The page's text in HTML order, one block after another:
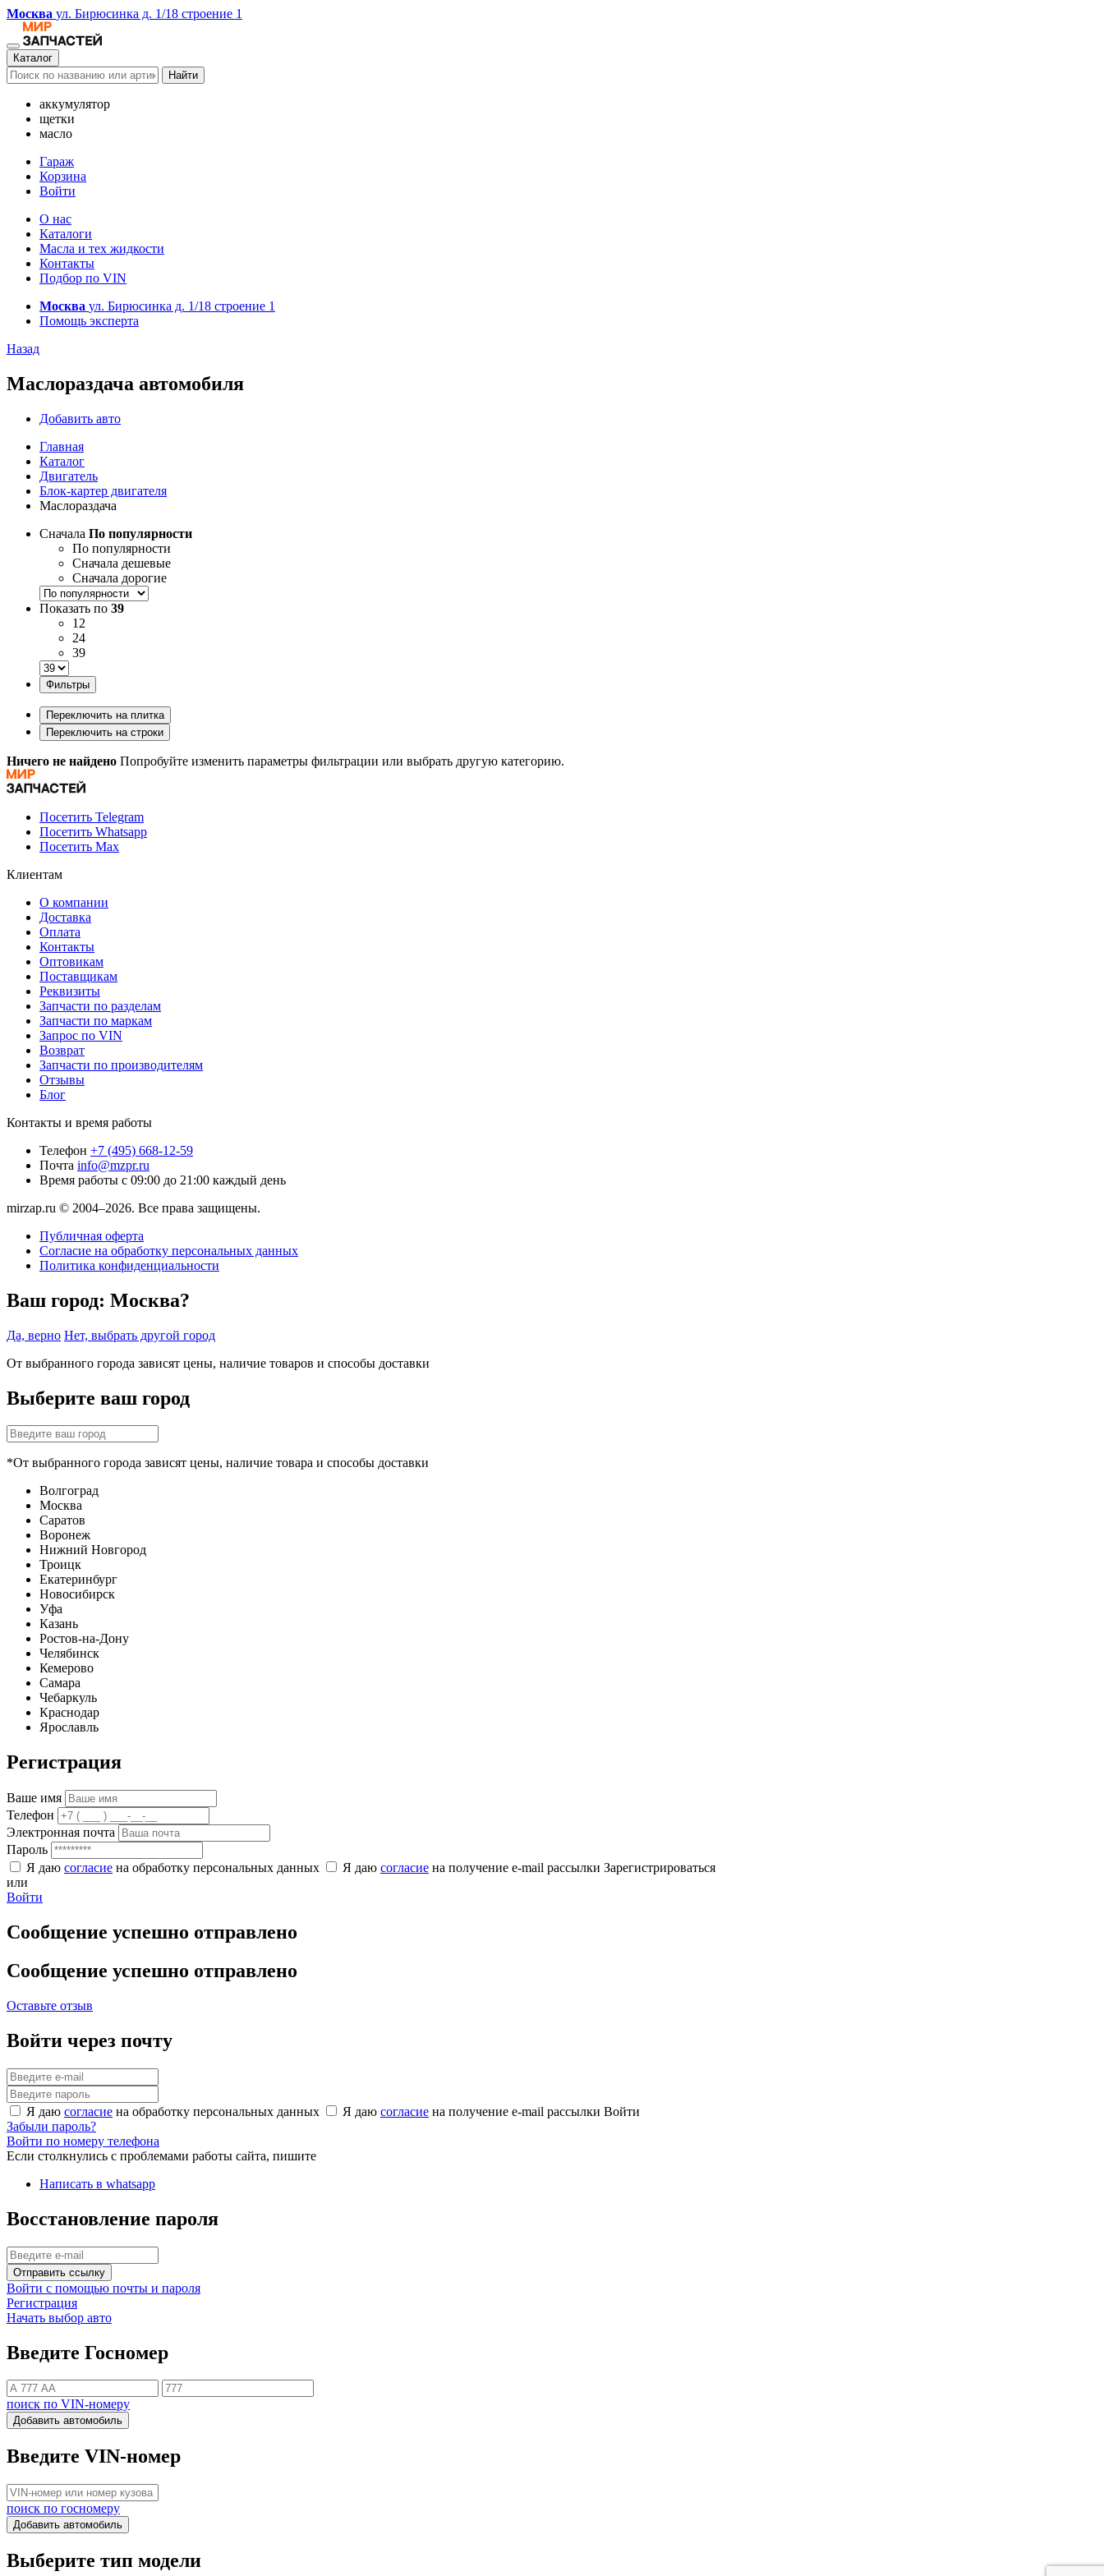
Москва ул. Бирюсинка д. 1/18 строение 1
Каталог
Найти
аккумулятор
щетки
масло
Гараж
Корзина
Войти
О нас
Каталоги
Масла и тех жидкости
Контакты
Подбор по VIN
Москва ул. Бирюсинка д. 1/18 строение 1
Помощь эксперта
Назад
Маслораздача автомобиля
Добавить авто
Главная
Каталог
Двигатель
Блок-картер двигателя
Маслораздача
Сначала По популярности
По популярности
Сначала дешевые
Сначала дорогие
Показать по 39
12
24
39
Фильтры
Переключить на плитка
Переключить на строки
Ничего не найдено Попробуйте изменить параметры фильтрации или выбрать другую категорию.
Посетить Telegram
Посетить Whatsapp
Посетить Max
Клиентам
О компании
Доставка
Оплата
Контакты
Оптовикам
Поставщикам
Реквизиты
Запчасти по разделам
Запчасти по маркам
Запрос по VIN
Возврат
Запчасти по производителям
Отзывы
Блог
Контакты и время работы
Телефон +7 (495) 668-12-59
Почта info@mzpr.ru
Время работы с 09:00 до 21:00 каждый день
mirzap.ru © 2004–2026. Все права защищены.
Публичная оферта
Согласие на обработку персональных данных
Политика конфиденциальности
Ваш город: Москва?
Да, верно Нет, выбрать другой город
От выбранного города зависят цены, наличие товаров и способы доставки
Выберите ваш город
*От выбранного города зависят цены, наличие товара и способы доставки
Волгоград
Москва
Саратов
Воронеж
Нижний Новгород
Троицк
Екатеринбург
Новосибирск
Уфа
Казань
Ростов-на-Дону
Челябинск
Кемерово
Самара
Чебаркуль
Краснодар
Ярославль
Регистрация
Ваше имя
Телефон
Электронная почта
Пароль
Я даю согласие на обработку персональных данных Я даю согласие на получение e-mail рассылки Зарегистрироваться
или
Войти
Сообщение успешно отправлено
Сообщение успешно отправлено
Оставьте отзыв
Войти через почту
Я даю согласие на обработку персональных данных Я даю согласие на получение e-mail рассылки Войти
Забыли пароль?
Войти по номеру телефона
Если столкнулись с проблемами работы сайта, пишите
Написать в whatsapp
Восстановление пароля
Отправить ссылку
Войти с помощью почты и пароля
Регистрация
Начать выбор авто
Введите Госномер
поиск по VIN-номеру
Добавить автомобиль
Введите VIN-номер
поиск по госномеру
Добавить автомобиль
Выберите тип модели